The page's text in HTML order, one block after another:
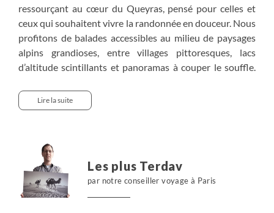
ressourçant au cœur du Queyras, pensé pour celles et
ceux qui souhaitent vivre la randonnée en douceur. Nous
profitons de balades accessibles au milieu de paysages
alpins grandioses, entre villages pittoresques, lacs
d’altitude scintillants et panoramas à couper le souffle.
en montagne, rythmé par de beaux moments de
convivialité autour des spécialités locales. Au
emblématique de Chianale et l’exploration de la vallée de
la Blanche, pour une échappée inoubliable au cœur d’une
nature préservée.
Lire la suite
Les plus Terdav
par notre conseiller voyage à Paris